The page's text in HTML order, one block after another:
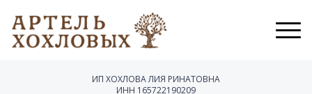
ИП ХОХЛОВА ЛИЯ РИНАТОВНА
ИНН 165722190209